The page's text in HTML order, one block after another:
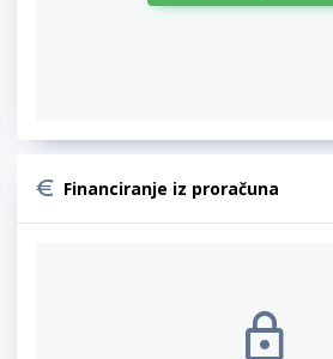
Financiranje iz proračuna